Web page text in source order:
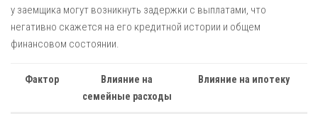
у заемщика могут возникнуть задержки с выплатами, что
негативно скажется на его кредитной истории и общем
финансовом состоянии.
Фактор
Влияние на
семейные расходы
Влияние на ипотеку